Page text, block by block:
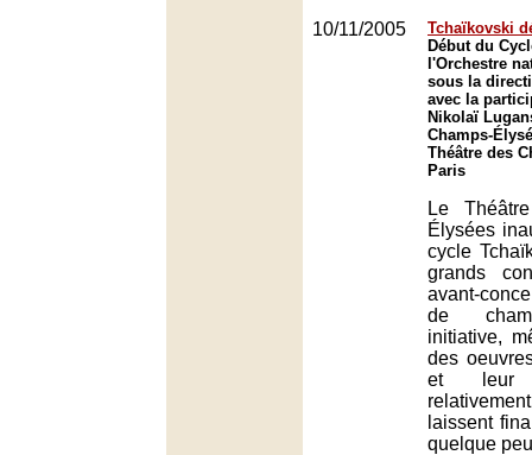
10/11/2005
Tchaïkovski
Début du
l'Orchestre
sous la
avec la
Nikolaï
Champs-
Théâtre des
Paris
Le
Élysées
cycle
grands
avant-
de
initiative,
des
et leur
laissent
quelque